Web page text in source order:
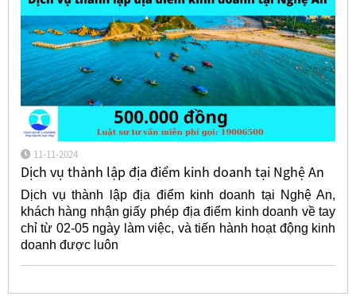
11-11-2024
Dịch vụ thành lập địa điểm kinh doanh tại Nghệ An
Dịch vụ thành lập địa điểm kinh doanh tại Nghệ An,
khách hàng nhận giấy phép địa điểm kinh doanh về tay
chỉ từ 02-05 ngày làm việc, và tiến hành hoạt động kinh
doanh được luôn